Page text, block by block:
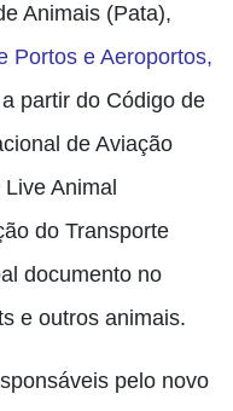
Animais (Pata),
Portos e Aeroportos,
partir do Código de
de Aviação
Animal
do Transporte
documento no
e outros animais.
pelo novo